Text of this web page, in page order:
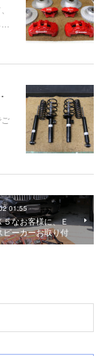
ョンお取り付け！
01:55
５なお客様に、Ｅ
ピーカーお取り付